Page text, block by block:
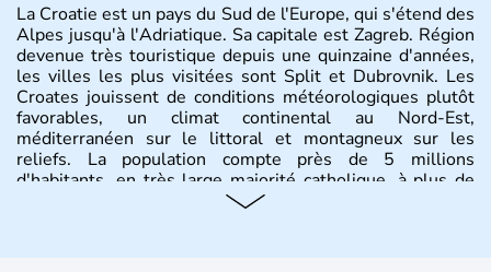
La Croatie est un pays du Sud de l'Europe, qui s'étend des
Alpes jusqu'à l'Adriatique. Sa capitale est Zagreb. Région
devenue très touristique depuis une quinzaine d'années,
les villes les plus visitées sont Split et Dubrovnik. Les
Croates jouissent de conditions météorologiques plutôt
favorables, un climat continental au Nord-Est,
méditerranéen sur le littoral et montagneux sur les
reliefs. La population compte près de 5 millions
d'habitants, en très large majorité catholique, à plus de